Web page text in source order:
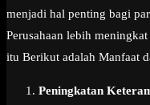
menjadi hal penting bagi
Perusahaan lebih
itu Berikut adalah Manfaat
Peningkatan